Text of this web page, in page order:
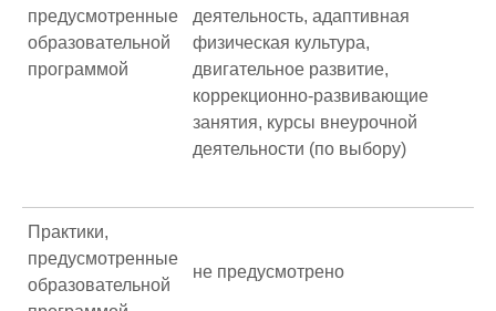
предусмотренные
образовательной
программой
деятельность, адаптивная
физическая культура,
двигательное развитие,
коррекционно-развивающие
занятия, курсы внеурочной
деятельности (по выбору)
Практики,
предусмотренные
образовательной
не предусмотрено